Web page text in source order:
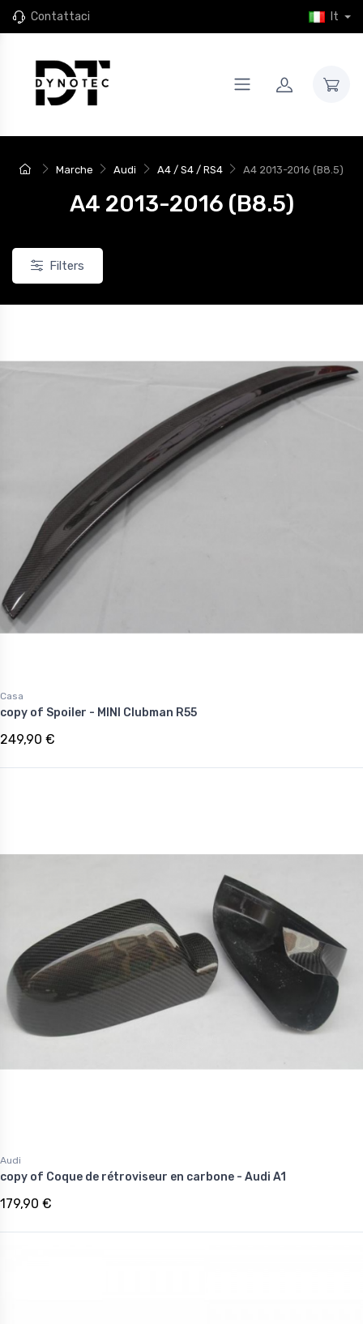
Contattaci It
Marche Audi A4 / S4 / RS4 A4 2013-2016 (B8.5)
A4 2013-2016 (B8.5)
Filters
Casa
copy of Spoiler - MINI Clubman R55
249,90 €
Audi
copy of Coque de rétroviseur en carbone - Audi A1
179,90 €